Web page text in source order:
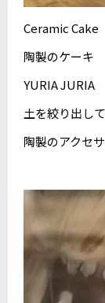
Ceramic Cake
陶製のケーキ
YURIA JURIA
土を絞り出し
陶製のアクセ